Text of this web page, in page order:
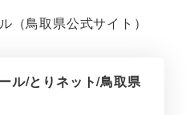
（鳥取県公式サイト）
ル/とりネット/鳥取県